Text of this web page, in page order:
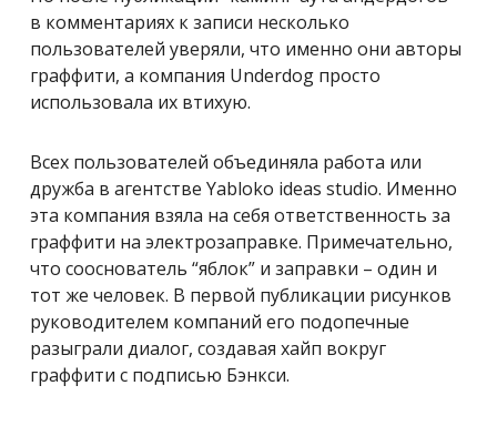
в комментариях к записи несколько
пользователей уверяли, что именно они авторы
граффити, а компания Underdog просто
использовала их втихую.
Всех пользователей объединяла работа или
дружба в агентстве Yabloko ideas studio. Именно
эта компания взяла на себя ответственность за
граффити на электрозаправке. Примечательно,
что сооснователь “яблок” и заправки – один и
тот же человек. В первой публикации рисунков
руководителем компаний его подопечные
разыграли диалог, создавая хайп вокруг
граффити с подписью Бэнкси.